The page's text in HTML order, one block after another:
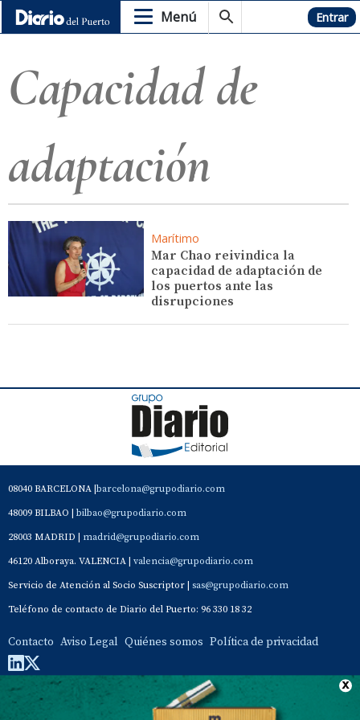
Menú Hemeroteca Entrar
Capacidad de
adaptación
Marítimo
Mar Chao reivindica la
capacidad de adaptación de
los puertos ante las
disrupciones
08040 BARCELONA | barcelona@grupodiario.com
48009 BILBAO | bilbao@grupodiario.com
28003 MADRID | madrid@grupodiario.com
46120 Alboraya. VALENCIA | valencia@grupodiario.com
Servicio de Atención al Socio Suscriptor | sas@grupodiario.com
Teléfono de contacto de Diario del Puerto: 96 330 18 32
Contacto Aviso Legal Quiénes somos Política de privacidad